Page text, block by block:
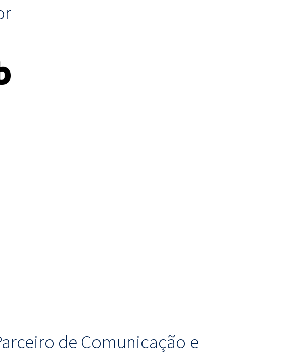
de Comunicação e